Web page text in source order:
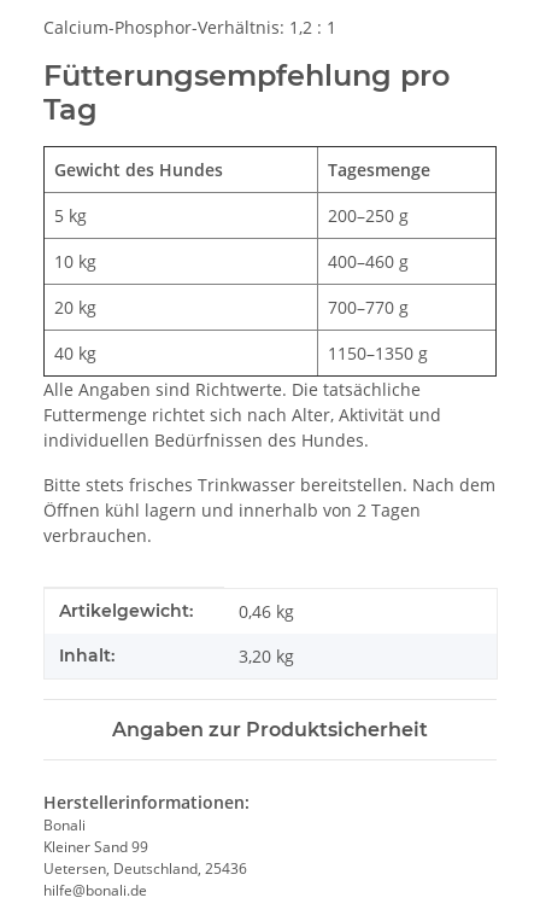
Calcium-Phosphor-Verhältnis: 1,2 : 1
Fütterungsempfehlung pro
Tag
Gewicht des Hundes
Tagesmenge
5 kg
200–250 g
10 kg
400–460 g
20 kg
700–770 g
40 kg
1150–1350 g
Alle Angaben sind Richtwerte. Die tatsächliche
Futtermenge richtet sich nach Alter, Aktivität und
individuellen Bedürfnissen des Hundes.
Bitte stets frisches Trinkwasser bereitstellen. Nach dem
Öffnen kühl lagern und innerhalb von 2 Tagen
verbrauchen.
Produkteigenschaft
Wert
Artikelgewicht: 0,46 kg
Inhalt: 3,20 kg
Angaben zur Produktsicherheit
Herstellerinformationen:
Bonali
Kleiner Sand 99
Uetersen, Deutschland, 25436
hilfe@bonali.de